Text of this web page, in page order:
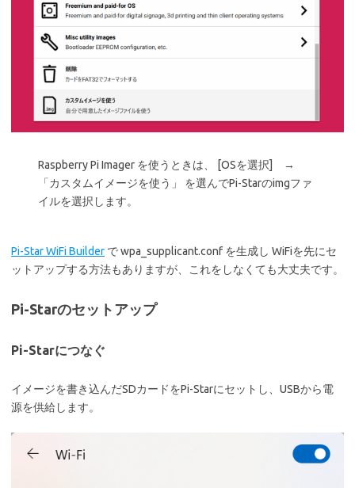
Raspberry Pi Imager を使うときは、 [OSを選択] →
「カスタムイメージを使う」 を選んでPi-Starのimgファ
イルを選択します。
Pi-Star WiFi Builder で wpa_supplicant.conf を生成し WiFiを先にセ
ットアップする方法もありますが、これをしなくても大丈夫です。
Pi-Starのセットアップ
Pi-Starにつなぐ
イメージを書き込んだSDカードをPi-Starにセットし、USBから電
源を供給します。